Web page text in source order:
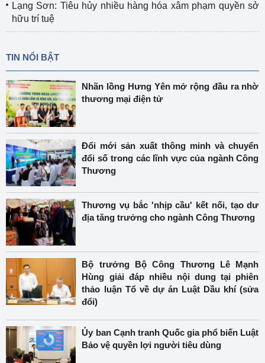
Lạng Sơn: Tiêu hủy nhiều hàng hóa xâm phạm quyền sở
hữu trí tuệ
TIN NỔI BẬT
Nhãn lồng Hưng Yên mở rộng đầu ra nhờ
thương mại điện tử
Đổi mới sản xuất thông minh và chuyển
đổi số trong các lĩnh vực của ngành Công
Thương
Thương vụ bắc 'nhịp cầu' kết nối, tạo dư
địa tăng trưởng cho ngành Công Thương
Bộ trưởng Bộ Công Thương Lê Mạnh
Hùng giải đáp nhiều nội dung tại phiên
thảo luận Tổ về dự án Luật Dầu khí (sửa
đổi)
Ủy ban Cạnh tranh Quốc gia phổ biến Luật
Bảo vệ quyền lợi người tiêu dùng